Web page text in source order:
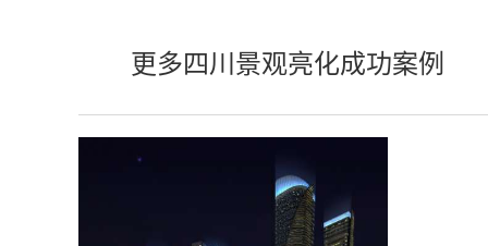
更多四川景观亮化成功案例